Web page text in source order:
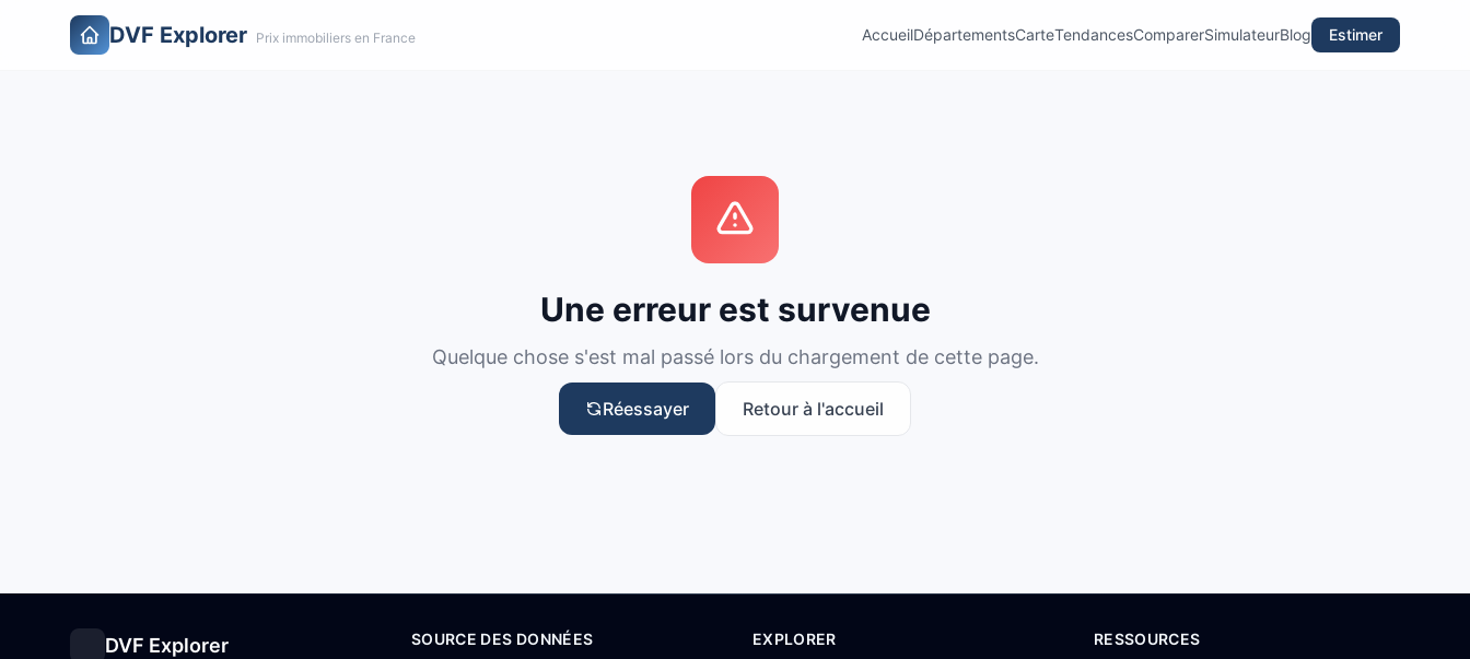
DVF Explorer Prix immobiliers en France AccueilDépartementsCarteTendancesComparerSimulateurBlog Estimer
Une erreur est survenue
Quelque chose s'est mal passé lors du chargement de cette page.
Réessayer Retour à l'accueil
DVF Explorer
SOURCE DES DONNÉES
EXPLORER
RESSOURCES